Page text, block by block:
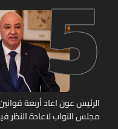
5
الرئيس عون اعاد أربعة
مجلس النواب لاعادة النظر